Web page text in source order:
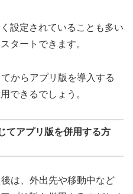
設定されていることも多い
タートできます。
からアプリ版を導入する
できるでしょう。
てアプリ版を併用する方
は、外出先や移動中など